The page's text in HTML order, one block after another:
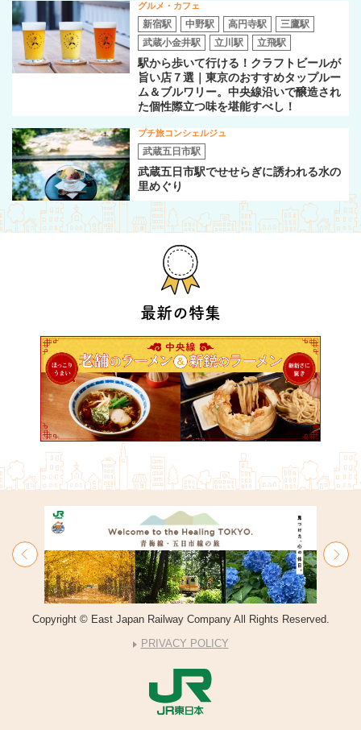
グルメ・カフェ
新宿駅 中野駅 高円寺駅
三鷹駅
武蔵小金井駅
立川駅 立飛駅
駅から歩いて行ける！クラフトビールが
旨い店７選｜東京のおすすめタップルー
ム＆ブルワリー。中央線沿いで醸造され
た個性際立つ味を堪能すべし！
プチ旅コンシェルジュ
武蔵五日市駅
武蔵五日市駅でせせらぎに誘われる水の
里めぐり
最新の特集
Copyright © East Japan Railway Company All Rights Reserved.
PRIVACY POLICY